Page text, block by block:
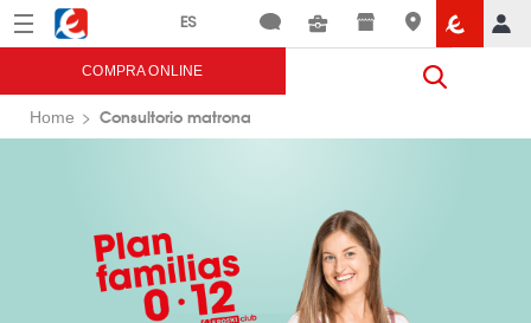
Menú Eroski
COMPRA ONLINE
Home Consultorio matrona